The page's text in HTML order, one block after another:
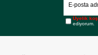
Üyelik
ediyorum.